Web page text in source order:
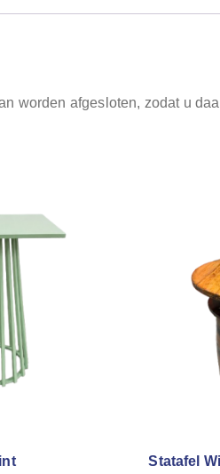
worden afgesloten, zodat u
Statafel